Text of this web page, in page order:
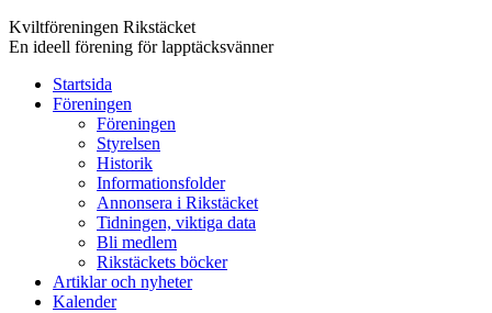
Kviltföreningen Rikstäcket
En ideell förening för lapptäcksvänner
Startsida
Föreningen
Föreningen
Styrelsen
Historik
Informationsfolder
Annonsera i Rikstäcket
Tidningen, viktiga data
Bli medlem
Rikstäckets böcker
Artiklar och nyheter
Kalender